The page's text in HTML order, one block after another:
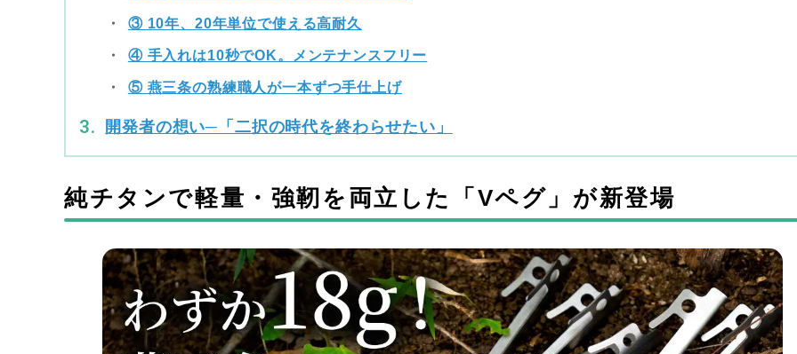
③ 10年、20年単位で使える高耐久
④ 手入れは10秒でOK。メンテナンスフリー
⑤ 燕三条の熟練職人が一本ずつ手仕上げ
開発者の想い─「二択の時代を終わらせたい」
純チタンで軽量・強靭を両立した「Vペグ」が新登場